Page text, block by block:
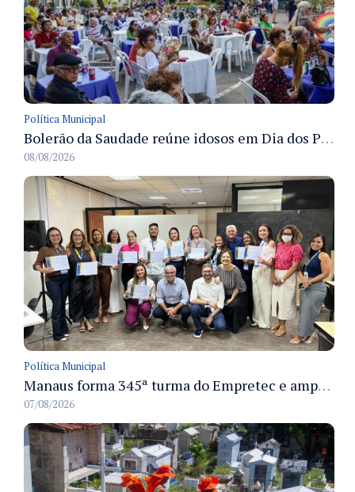
Política Municipal
Bolerão da Saudade reúne idosos em Dia dos Pais promovido pela Fundação Dr. Thomas em Manaus
08/08/2026
Política Municipal
Manaus forma 345ª turma do Empretec e amplia qualificação de empreendedores na cidade
07/08/2026